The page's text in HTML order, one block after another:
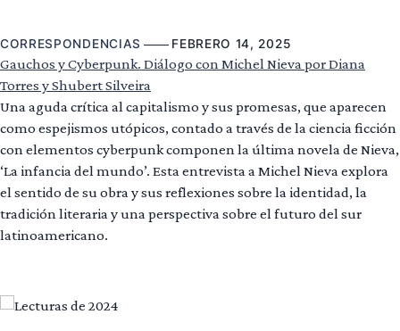
CORRESPONDENCIAS FEBRERO 14, 2025
Gauchos y Cyberpunk. Diálogo con Michel Nieva por Diana
Torres y Shubert Silveira
Una aguda crítica al capitalismo y sus promesas, que aparecen
como espejismos utópicos, contado a través de la ciencia ficción
con elementos cyberpunk componen la última novela de Nieva,
‘La infancia del mundo’. Esta entrevista a Michel Nieva explora
el sentido de su obra y sus reflexiones sobre la identidad, la
tradición literaria y una perspectiva sobre el futuro del sur
latinoamericano.